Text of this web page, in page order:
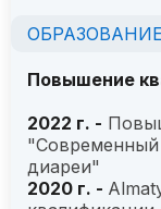
ОБРАЗОВАНИЕ
Повышение
2022 г. -
диареи"
2020 г. -